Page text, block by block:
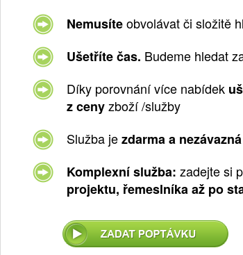
Nemusíteobvolávat či složitě
Ušetříte čas. Budeme hledat
Díky porovnání více nabídek
z cenyzboží /služby
Služba jezdarma a nezávazná
Komplexní služba: zadejte si
projektu, řemeslníka až po